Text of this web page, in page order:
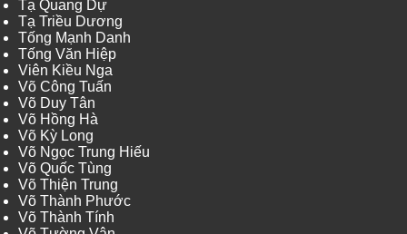
Tạ Quang Dự
Tạ Triều Dương
Tống Mạnh Danh
Tống Văn Hiệp
Viên Kiều Nga
Võ Công Tuấn
Võ Duy Tân
Võ Hồng Hà
Võ Kỳ Long
Võ Ngọc Trung Hiếu
Võ Quốc Tùng
Võ Thiện Trung
Võ Thành Phước
Võ Thành Tính